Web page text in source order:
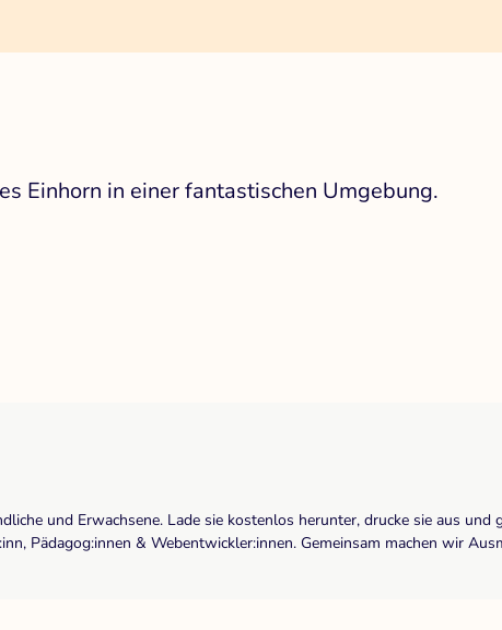
Einhorn in einer fantastischen Umgebung.
und Erwachsene. Lade sie kostenlos herunter, drucke sie aus
Pädagog:innen & Webentwickler:innen. Gemeinsam machen wir